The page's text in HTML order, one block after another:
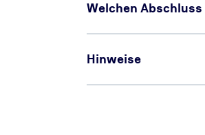
Welchen
Hinweise